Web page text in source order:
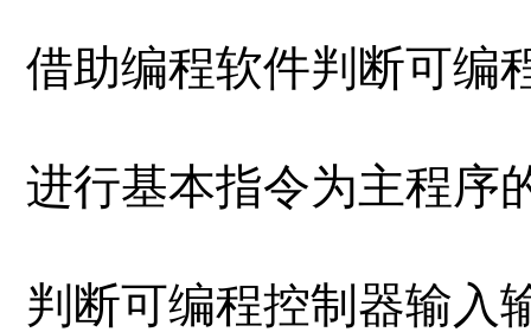
借助编程软件判断可编
进行基本指令为主程序
判断可编程控制器输入